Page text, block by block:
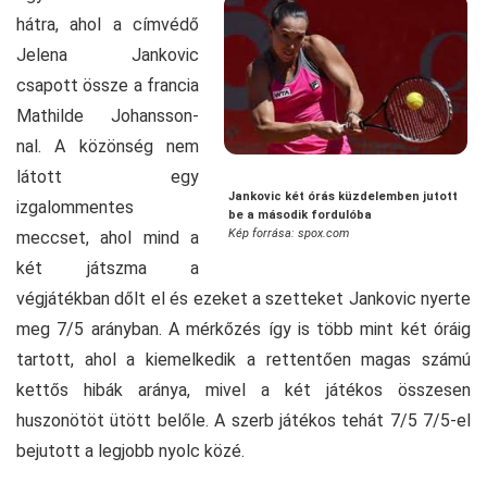
Jankovic két órás küzdelemben jutott
be a második fordulóba
Kép forrása: spox.com
hátra, ahol a címvédő
Jelena Jankovic
csapott össze a francia
Mathilde Johansson-
nal. A közönség nem
látott egy
izgalommentes
meccset, ahol mind a
két játszma a
végjátékban dőlt el és ezeket a szetteket Jankovic nyerte
meg 7/5 arányban. A mérkőzés így is több mint két óráig
tartott, ahol a kiemelkedik a rettentően magas számú
kettős hibák aránya, mivel a két játékos összesen
huszonötöt ütött belőle. A szerb játékos tehát 7/5 7/5-el
bejutott a legjobb nyolc közé.